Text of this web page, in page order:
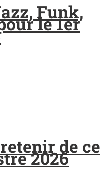
Funk,
le 1er
de ce
2026